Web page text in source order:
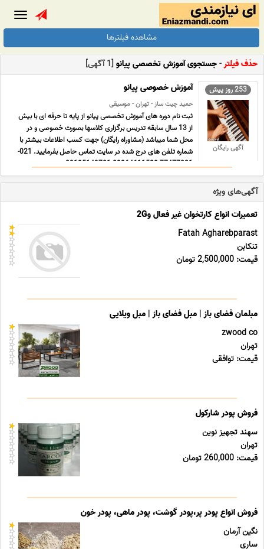
مشاهده فیلترها
حذف فیلتر-جستجوی آموزش تخصصی پیانو [1 آگهی]
253 روز پیش
آگهی رایگان
آموزش خصوصی پیانو
حمید چیت ساز - تهران - موسیقی
ثبت نام دوره های آموزش تخصصی پیانو از پایه تا حرفه ای با بیش
از 13 سال سابقه تدریس برگزاری کلاسها بصورت خصوصی و در
محل شما میباشد (مشاوراه رایگان) جهت کسب اطلاعات بیشتر با
شماره تلفن های درج شده در سایت تماس حاصل بفرمایید. 021-
77477821 09364611520 09195149701
http//chitsazbandmus ... ...
آگهی‌های ویژه
تعمیرات انواع کارتخوان غیر فعال و2G
Fatah Agharebparast
تنکابن
قیمت: 2,500,000 تومان
مبلمان فضای باز | مبل فضای باز | مبل ویلایی
zwood co
تهران
قیمت: توافقی
فروش پودر شارکول
سهند تجهیز نوین
تهران
قیمت: 260,000 تومان
فروش انواع پودر پر،پودر گوشت، پودر ماهی، پودر خون
نگین آرمان
ساری